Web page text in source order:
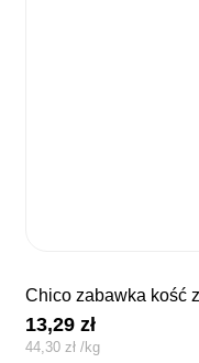
chico zabawka kość
13,29zł
44,30zł /kg